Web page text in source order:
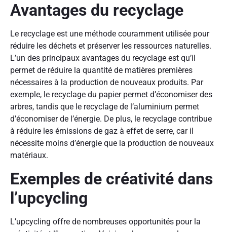
Avantages du recyclage
Le recyclage est une méthode couramment utilisée pour
réduire les déchets et préserver les ressources naturelles.
L’un des principaux avantages du recyclage est qu’il
permet de réduire la quantité de matières premières
nécessaires à la production de nouveaux produits. Par
exemple, le recyclage du papier permet d’économiser des
arbres, tandis que le recyclage de l’aluminium permet
d’économiser de l’énergie. De plus, le recyclage contribue
à réduire les émissions de gaz à effet de serre, car il
nécessite moins d’énergie que la production de nouveaux
matériaux.
Exemples de créativité dans
l’upcycling
L’upcycling offre de nombreuses opportunités pour la